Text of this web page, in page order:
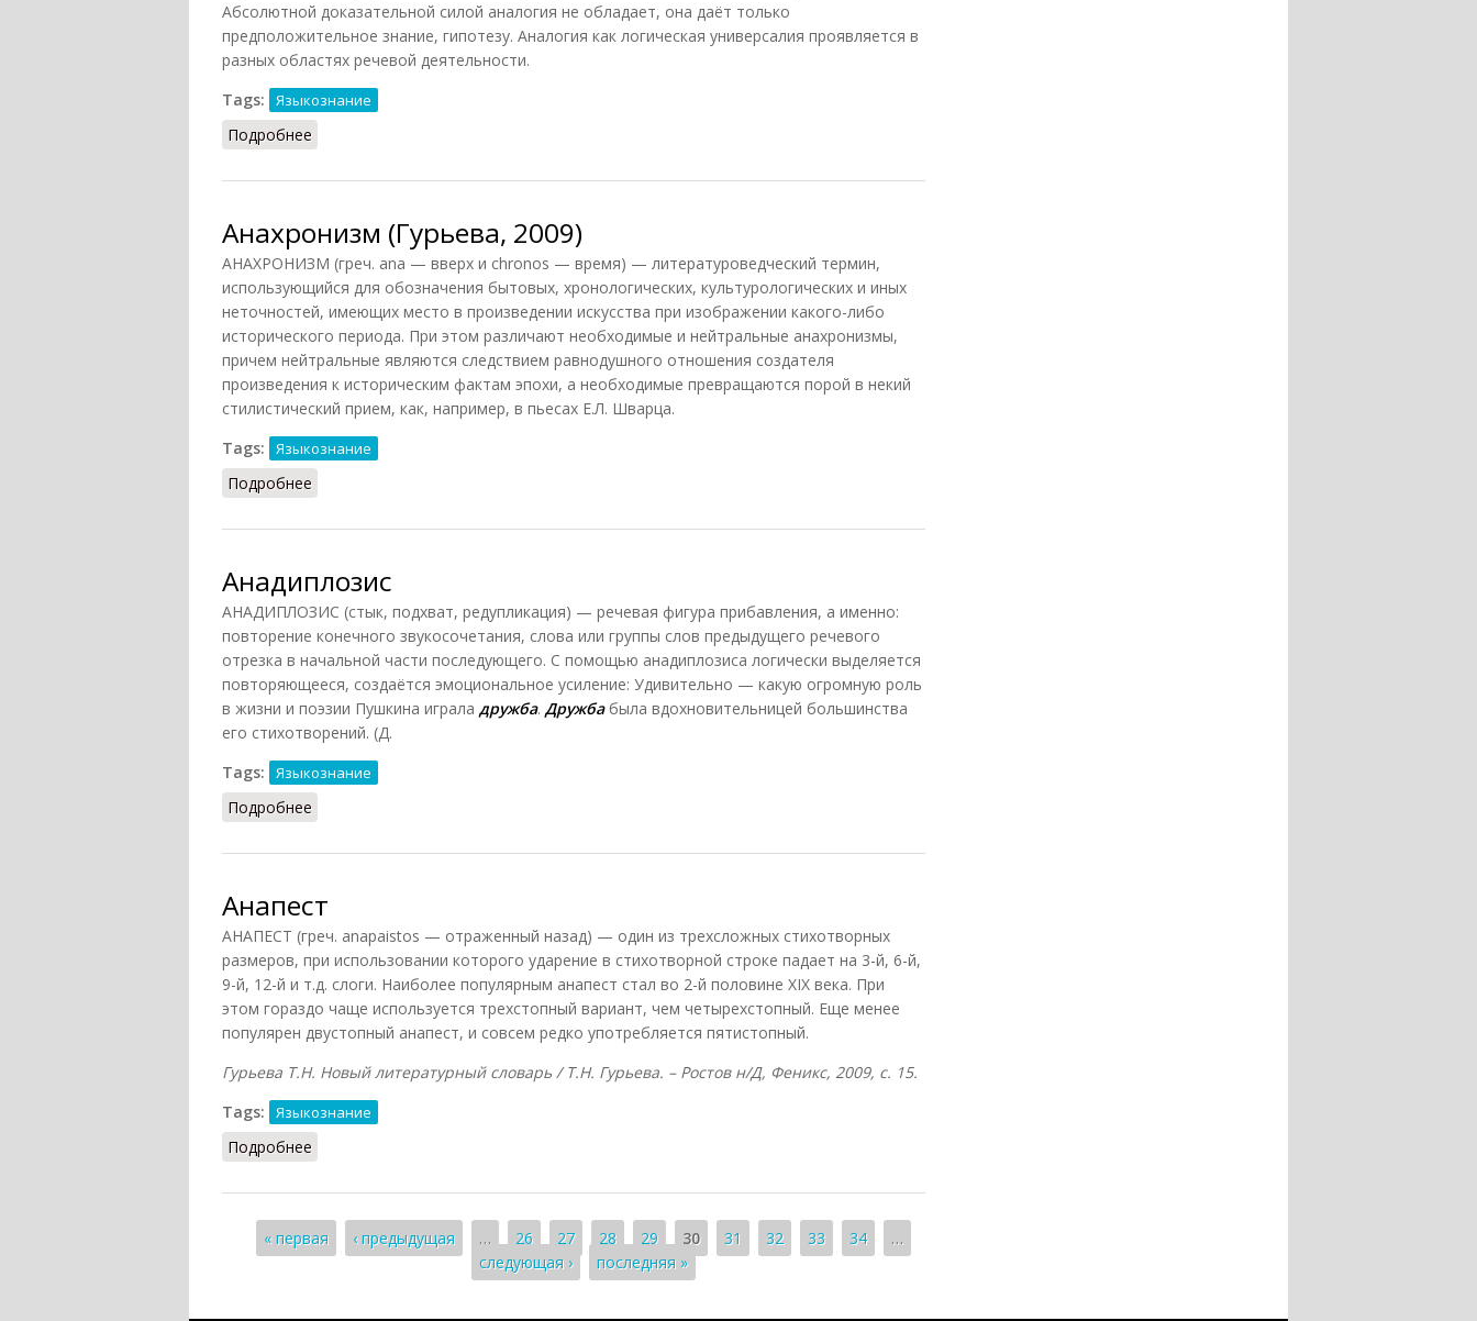
Абсолютной доказательной силой аналогия не обладает, она даёт только
предположительное знание, гипотезу. Аналогия как логическая универсалия проявляется в
разных областях речевой деятельности.
Tags:
Языкознание
Подробнее
Анахронизм (Гурьева, 2009)
АНАХРОНИЗМ (греч. ana — вверх и chronos — время) — литературоведческий термин,
использующийся для обозначения бытовых, хронологических, культурологических и иных
неточностей, имеющих место в произведении искусства при изображении какого-либо
исторического периода. При этом различают необходимые и нейтральные анахронизмы,
причем нейтральные являются следствием равнодушного отношения создателя
произведения к историческим фактам эпохи, а необходимые превращаются порой в некий
стилистический прием, как, например, в пьесах E.Л. Шварца.
Tags:
Языкознание
Подробнее
Анадиплозис
АНАДИПЛОЗИС (стык, подхват, редупликация) — речевая фигура прибавления, а именно:
повторение конечного звукосочетания, слова или группы слов предыдущего речевого
отрезка в начальной части последующего. С помощью анадиплозиса логически выделяется
повторяющееся, создаётся эмоциональное усиление: Удивительно — какую огромную роль
в жизни и поэзии Пушкина играла дружба. Дружбабыла вдохновительницей большинства
его стихотворений. (Д.
Tags:
Языкознание
Подробнее
Анапест
АНАПЕСТ (греч. anapaistos — отраженный назад) — один из трехсложных стихотворных
размеров, при использовании которого ударение в стихотворной строке падает на 3-й, 6-й,
9-й, 12-й и т.д. слоги. Наиболее популярным анапест стал во 2-й половине XIX века. При
этом гораздо чаще используется трехстопный вариант, чем четырехстопный. Еще менее
популярен двустопный анапест, и совсем редко употребляется пятистопный.
Гурьева Т.Н. Новый литературный словарь / Т.Н. Гурьева. – Ростов н/Д, Феникс, 2009, с. 15.
Tags:
Языкознание
Подробнее
Страницы
« первая ‹ предыдущая … 26 27 28 29 30 31 32 33 34
…
следующая ›
последняя »